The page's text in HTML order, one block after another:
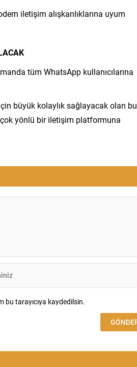
iletişim alışkanlıklarına uyum
tüm WhatsApp kullanıcılarına
büyük kolaylık sağlayacak olan bu
çok yönlü bir iletişim platformuna
bu tarayıcıya kaydedilsin.